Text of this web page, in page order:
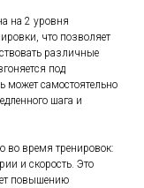
на 2 уровня
что позволяет
различные
под
может самостоятельно
шага и
во время тренировок:
и скорость. Это
повышению